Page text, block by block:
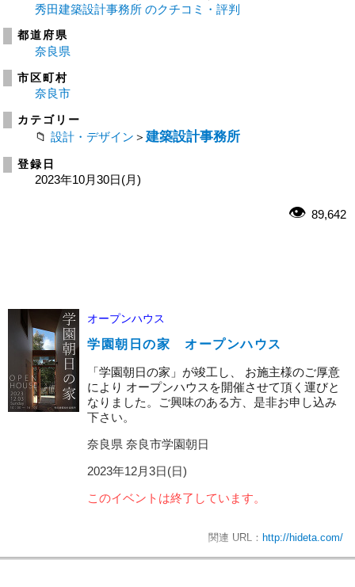
秀田建築設計事務所 のクチコミ・評判
都道府県
奈良県
市区町村
奈良市
カテゴリー
設計・デザイン ＞ 建築設計事務所
登録日
2023年10月30日(月)
89,642
オープンハウス
学園朝日の家 オープンハウス
「学園朝日の家」が竣工し、 お施主様のご厚意
により オープンハウスを開催させて頂く運びと
なりました。ご興味のある方、是非お申し込み
下さい。
奈良県 奈良市学園朝日
2023年12月3日(日)
このイベントは終了しています。
関連 URL： http://hideta.com/